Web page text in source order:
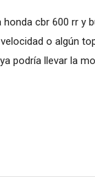
cbr 600 rr y
o algún
podría llevar la